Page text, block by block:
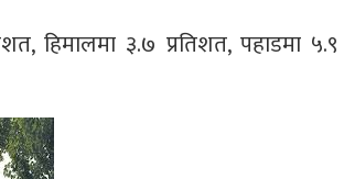
हिमालमा ३.७ प्रतिशत, पहाडमा ५.९